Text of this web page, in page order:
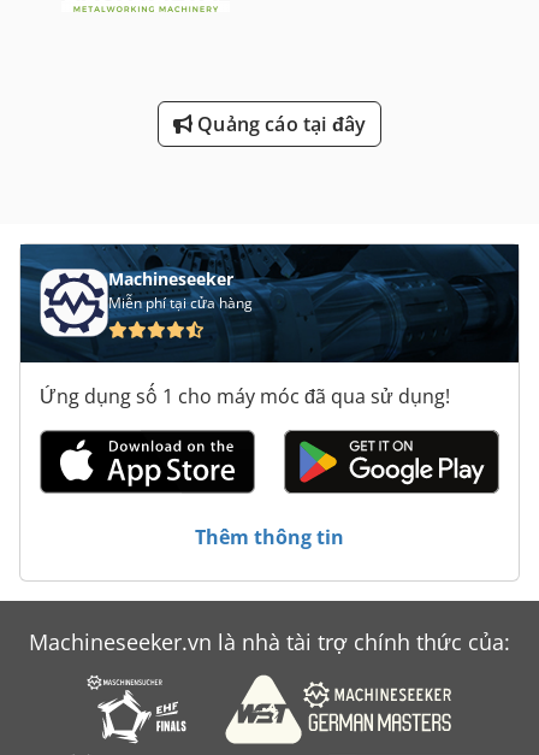
Quảng cáo tại đây
Machineseeker
Miễn phí tại cửa hàng
Ứng dụng số 1 cho máy móc đã qua sử dụng!
Thêm thông tin
Machineseeker.vn là nhà tài trợ chính thức của: